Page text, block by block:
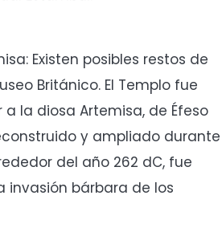
Existen posibles restos de
Británico. El Templo fue
la diosa Artemisa, de Éfeso
y ampliado durante
del año 262 dC, fue
invasión bárbara de los